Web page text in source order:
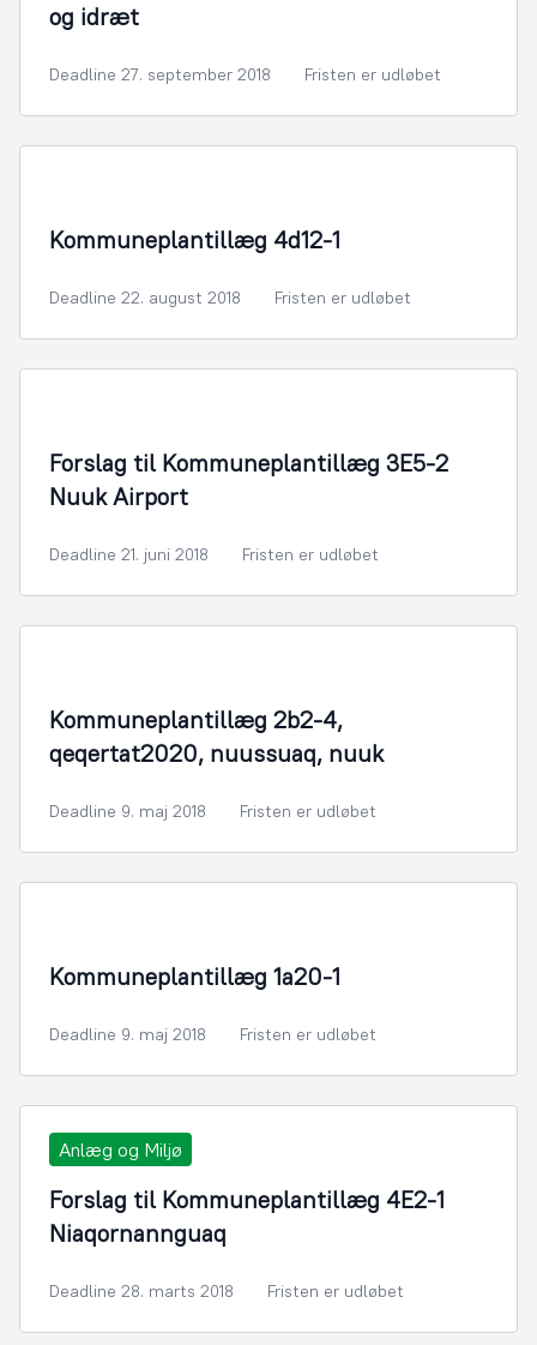
og idræt
Deadline 27. september 2018 Fristen er udløbet
Kommuneplantillæg 4d12-1
Deadline 22. august 2018 Fristen er udløbet
Forslag til Kommuneplantillæg 3E5-2
Nuuk Airport
Deadline 21. juni 2018 Fristen er udløbet
Kommuneplantillæg 2b2-4,
qeqertat2020, nuussuaq, nuuk
Deadline 9. maj 2018 Fristen er udløbet
Kommuneplantillæg 1a20-1
Deadline 9. maj 2018 Fristen er udløbet
Anlæg og Miljø
Forslag til Kommuneplantillæg 4E2-1
Niaqornannguaq
Deadline 28. marts 2018 Fristen er udløbet